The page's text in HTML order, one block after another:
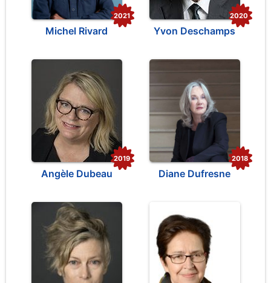
Michel Rivard
2021
Yvon Deschamps
2020
Angèle Dubeau
2019
Diane Dufresne
2018